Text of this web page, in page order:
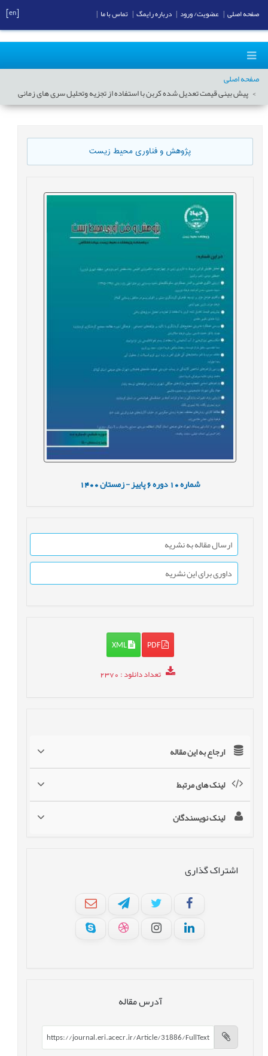
صفحه اصلی
پیش بینی قیمت تعدیل شده کربن با استفاده از تجزیه وتحلیل سری های زمانی
پژوهش و فناوری محیط زیست
شماره10 دوره6 پاییز - زمستان1400
ارسال مقاله به نشریه
داوری برای این نشریه
PDF
XML
تعداد دانلود: 2370
ارجاع به این مقاله
لینک های مرتبط
لینک نویسندگان
اشتراک گذاری
آدرس مقاله
صفحه اصلی عضویت/ ورود درباره رایمگ تماس با ما